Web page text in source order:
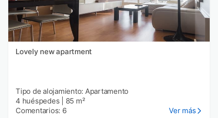
Lovely new apartment
Tipo de alojamiento: Apartamento
4 huéspedes
85 m²
Comentarios: 6
Ver más